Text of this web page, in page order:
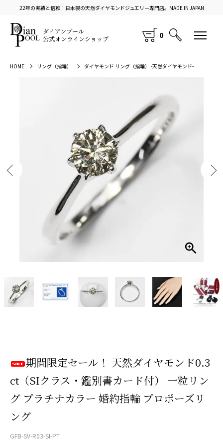
22年の実績と信頼！日本製の天然ダイヤモンドジュエリー専門店。MADE IN JAPAN
0
HOME リング（指輪） ダイヤモンド リング（指輪） -天然ダイヤモンド-
期間限定セール！ 天然ダイヤモンド0.3
ct（SIクラス・鑑別書カード付） 一粒リン
グ プラチナカラー 婚約指輪 プロポーズリ
ング
GFB-SV-R03-SI-PT